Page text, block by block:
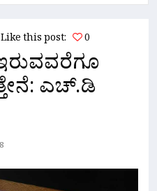
Like this post: 0
ಎಚ್.ಡಿ